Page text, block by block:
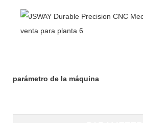
parámetro de la máquina